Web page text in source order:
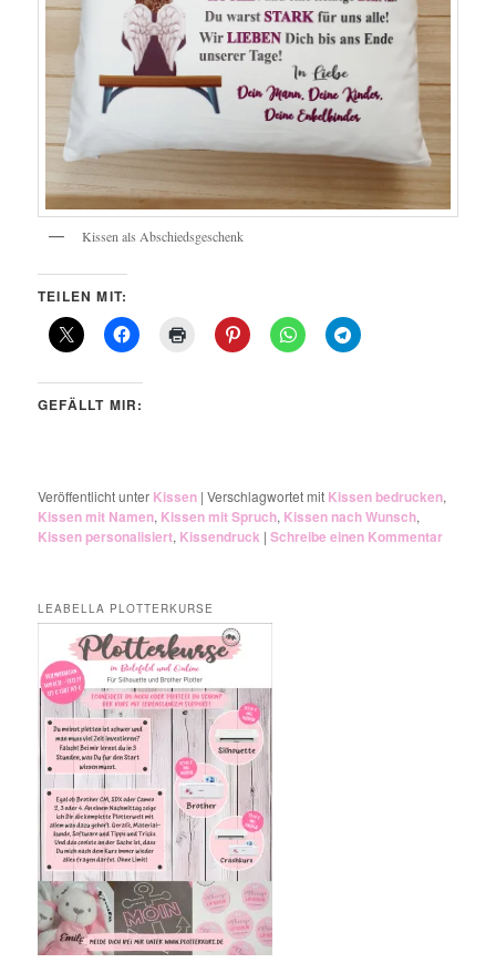
Kissen als Abschiedsgeschenk
TEILEN MIT:
GEFÄLLT MIR:
Veröffentlicht unter Kissen |Verschlagwortet mit Kissen bedrucken,
Kissen mit Namen, Kissen mit Spruch, Kissen nach Wunsch,
Kissen personalisiert, Kissendruck |Schreibe einen Kommentar
LEABELLA PLOTTERKURSE